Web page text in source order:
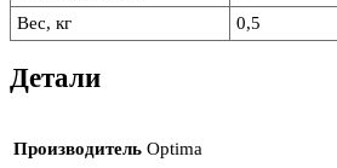
Вес, кг
0,5
Детали
Производитель Optima